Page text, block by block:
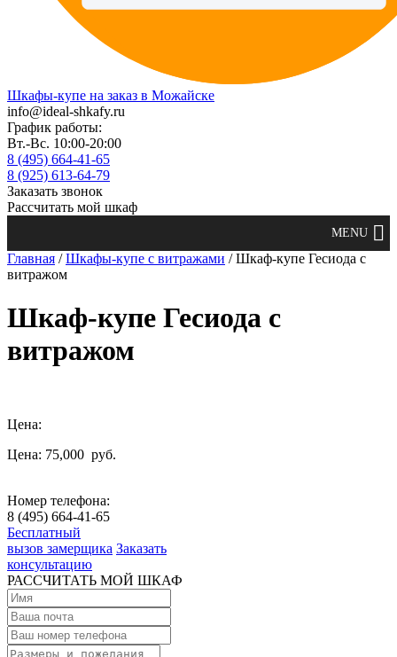
Шкафы-купе на заказ в Можайске
info@ideal-shkafy.ru
График работы:
Вт.-Вс. 10:00-20:00
8 (495) 664-41-65
8 (925) 613-64-79
Заказать звонок
Рассчитать мой шкаф
Главная /Шкафы-купе с витражами / Шкаф-купе Гесиода с
витражом
Шкаф-купе Гесиода с
витражом
Цена:
Цена: 75,000 руб.
Номер телефона:
8 (495) 664-41-65
Бесплатный
вызов замерщика Заказать
консультацию
РАССЧИТАТЬ МОЙ ШКАФ